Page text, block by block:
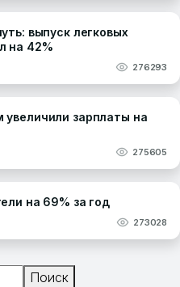
выпуск легковых
на 42%
276293
зарплаты на
275605
на 69% за год
273028
Поиск